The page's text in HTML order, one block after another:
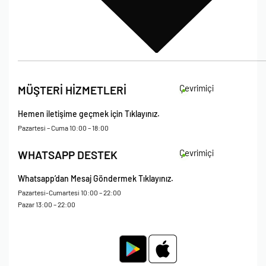
Çerez Politikası
Kişisel Verileri Koruma – Çerez ve Ticari İletişim Açık Rıza Metni
Mesafeli Satış Sözleşmesi
MÜŞTERİ HİZMETLERİ Çevrimiçi
Hemen iletişime geçmek için Tıklayınız.
Pazartesi – Cuma 10:00 – 18:00
WHATSAPP DESTEK Çevrimiçi
Whatsapp’dan Mesaj Göndermek Tıklayınız.
Pazartesi-Cumartesi 10:00 – 22:00
Pazar 13:00 – 22:00